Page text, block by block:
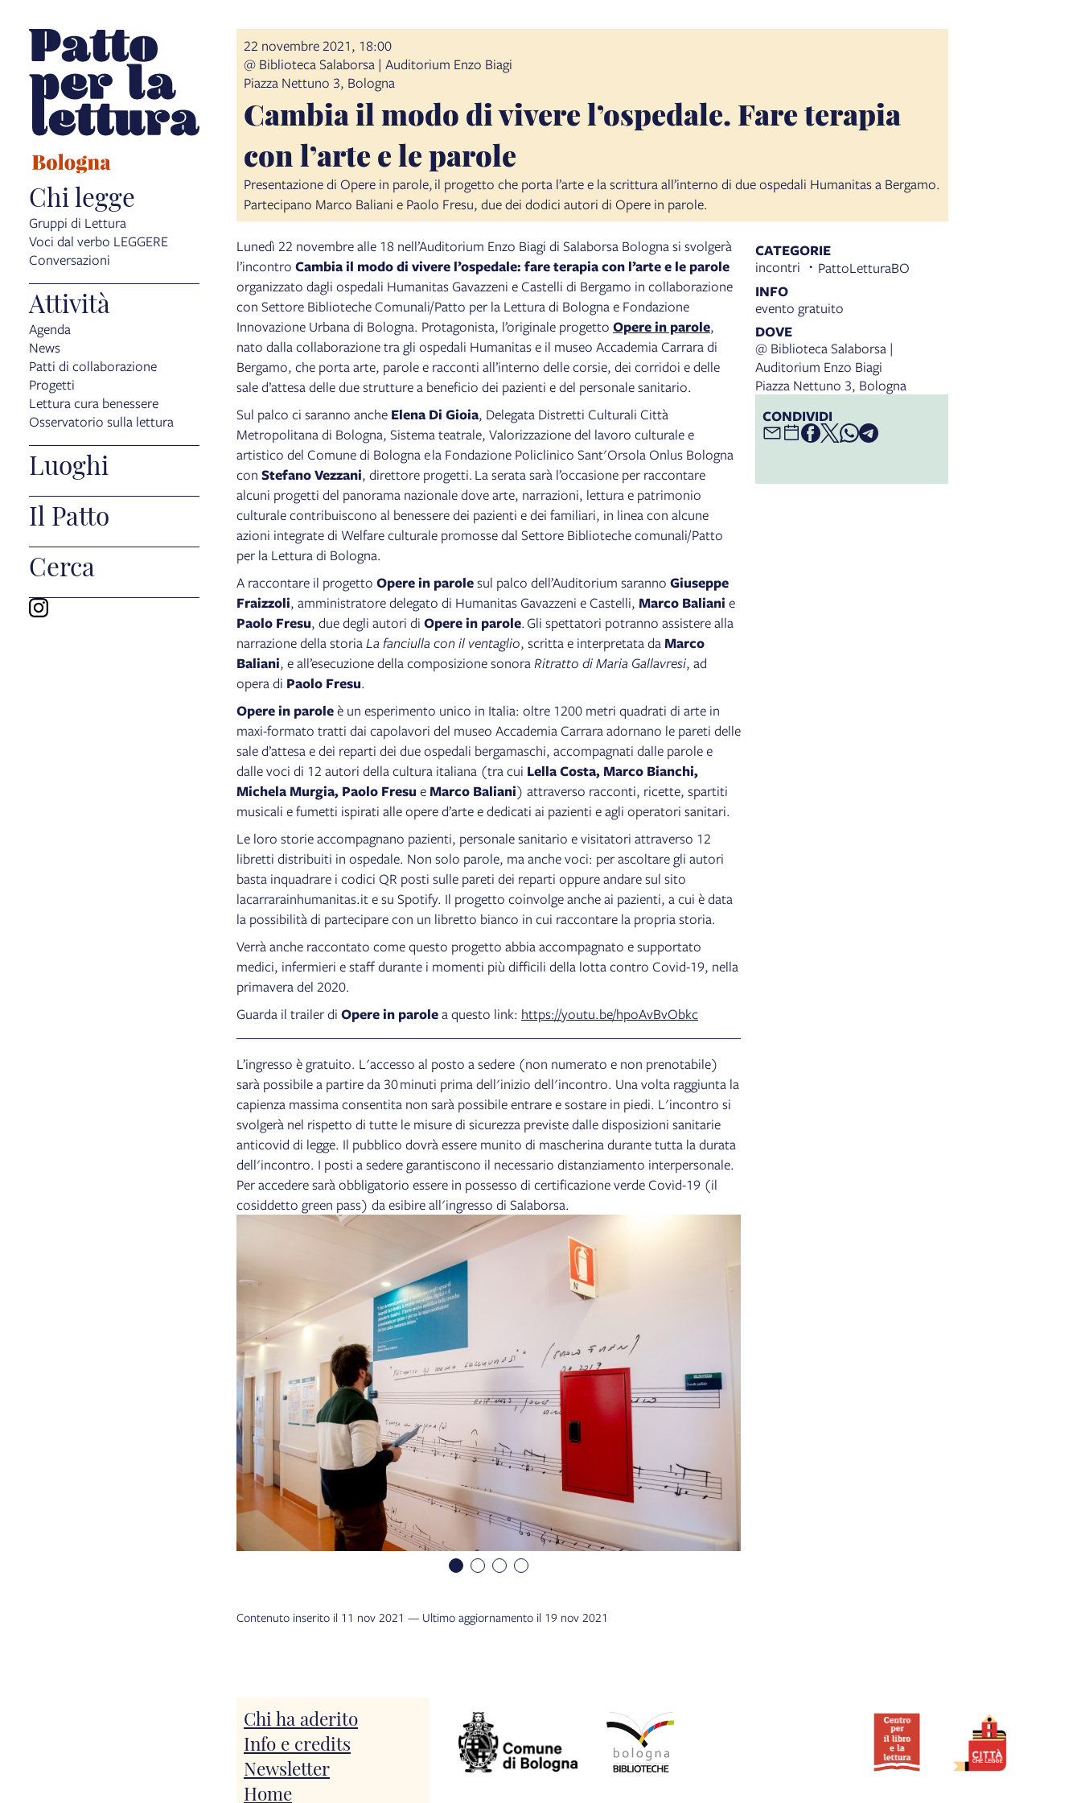
Chi legge
Gruppi di Lettura
Voci dal verbo LEGGERE
Conversazioni
Attività
Agenda
News
Patti di collaborazione
Progetti
Lettura cura benessere
Osservatorio sulla lettura
Luoghi
Il Patto
Cerca
22 novembre 2021, 18:00
@ Biblioteca Salaborsa | Auditorium Enzo Biagi
Piazza Nettuno 3, Bologna
Cambia il modo di vivere l’ospedale. Fare terapia
con l’arte e le parole
Presentazione di Opere in parole, il progetto che porta l’arte e la scrittura all’interno di due ospedali Humanitas a Bergamo.
Partecipano Marco Baliani e Paolo Fresu, due dei dodici autori di Opere in parole.
​Lunedì 22 novembre alle 18 nell’Auditorium Enzo Biagi di Salaborsa Bologna si svolgerà
l’incontro Cambia il modo di vivere l’ospedale: fare terapia con l’arte e le parole
organizzato dagli ospedali Humanitas Gavazzeni e Castelli di Bergamo in collaborazione
con Settore Biblioteche Comunali/Patto per la Lettura di Bologna e Fondazione
Innovazione Urbana di Bologna. Protagonista, l’originale progetto Opere in parole,
nato dalla collaborazione tra gli ospedali Humanitas e il museo Accademia Carrara di
Bergamo, che porta arte, parole e racconti all’interno delle corsie, dei corridoi e delle
sale d’attesa delle due strutture a beneficio dei pazienti e del personale sanitario.
Sul palco ci saranno anche Elena Di Gioia, Delegata Distretti Culturali Città
Metropolitana di Bologna, Sistema teatrale, Valorizzazione del lavoro culturale e
artistico del Comune di Bologna e la Fondazione Policlinico Sant'Orsola Onlus Bologna
con Stefano Vezzani, direttore progetti. La serata sarà l’occasione per raccontare
alcuni progetti del panorama nazionale dove arte, narrazioni, lettura e patrimonio
culturale contribuiscono al benessere dei pazienti e dei familiari, in linea con alcune
azioni integrate di Welfare culturale promosse dal Settore Biblioteche comunali/Patto
per la Lettura di Bologna.
A raccontare il progetto Opere in parolesul palco dell’Auditorium saranno Giuseppe
Fraizzoli, amministratore delegato di Humanitas Gavazzeni e Castelli, Marco Baliani e
Paolo Fresu, due degli autori di Opere in parole. Gli spettatori potranno assistere alla
narrazione della storiaLa fanciulla con il ventaglio, scritta e interpretata da Marco
Baliani, e all’esecuzione della composizione sonoraRitratto di Maria Gallavresi, ad
opera di Paolo Fresu.
Opere in paroleè un esperimento unico in Italia: oltre 1200 metri quadrati di arte in
maxi-formato tratti dai capolavori del museo Accademia Carrara adornano le pareti delle
sale d’attesa e dei reparti dei due ospedali bergamaschi, accompagnati dalle parole e
dalle voci di 12 autori della cultura italiana (tra cui Lella Costa, Marco Bianchi,
Michela Murgia, Paolo Fresu e Marco Baliani) attraverso racconti, ricette, spartiti
musicali e fumetti ispirati alle opere d’arte e dedicati ai pazienti e agli operatori sanitari.
Le loro storie accompagnano pazienti, personale sanitario e visitatori attraverso 12
libretti distribuiti in ospedale. Non solo parole, ma anche voci: per ascoltare gli autori
basta inquadrare i codici QR posti sulle pareti dei reparti oppure andare sul sito
lacarrarainhumanitas.it e su Spotify. Il progetto coinvolge anche ai pazienti, a cui è data
la possibilità di partecipare con un libretto bianco in cui raccontare la propria storia.
Verrà anche raccontato come questo progetto abbia accompagnato e supportato
medici, infermieri e staff durante i momenti più difficili della lotta contro Covid-19, nella
primavera del 2020.
Guarda il trailer di Opere in parolea questo link: https://youtu.be/hpoAvBvObkc
L’ingresso è gratuito. L'accesso al posto a sedere (non numerato e non prenotabile)
sarà possibile a partire da 30 minuti prima dell'inizio dell'incontro. Una volta raggiunta la
capienza massima consentita non sarà possibile entrare e sostare in piedi. L'incontro si
svolgerà nel rispetto di tutte le misure di sicurezza previste dalle disposizioni sanitarie
anticovid di legge. Il pubblico dovrà essere munito di mascherina durante tutta la durata
dell'incontro. I posti a sedere garantiscono il necessario distanziamento interpersonale.
Per accedere sarà obbligatorio essere in possesso di certificazione verde Covid-19 (il
cosiddetto green pass) da esibire all'ingresso di Salaborsa.
CATEGORIE
incontri
PattoLetturaBO
INFO
evento gratuito
DOVE
@ Biblioteca Salaborsa |
Auditorium Enzo Biagi
Piazza Nettuno 3, Bologna
CONDIVIDI
Contenuto inserito il 11 nov 2021 — Ultimo aggiornamento il 19 nov 2021
Chi ha aderito
Info e credits
Newsletter
Home